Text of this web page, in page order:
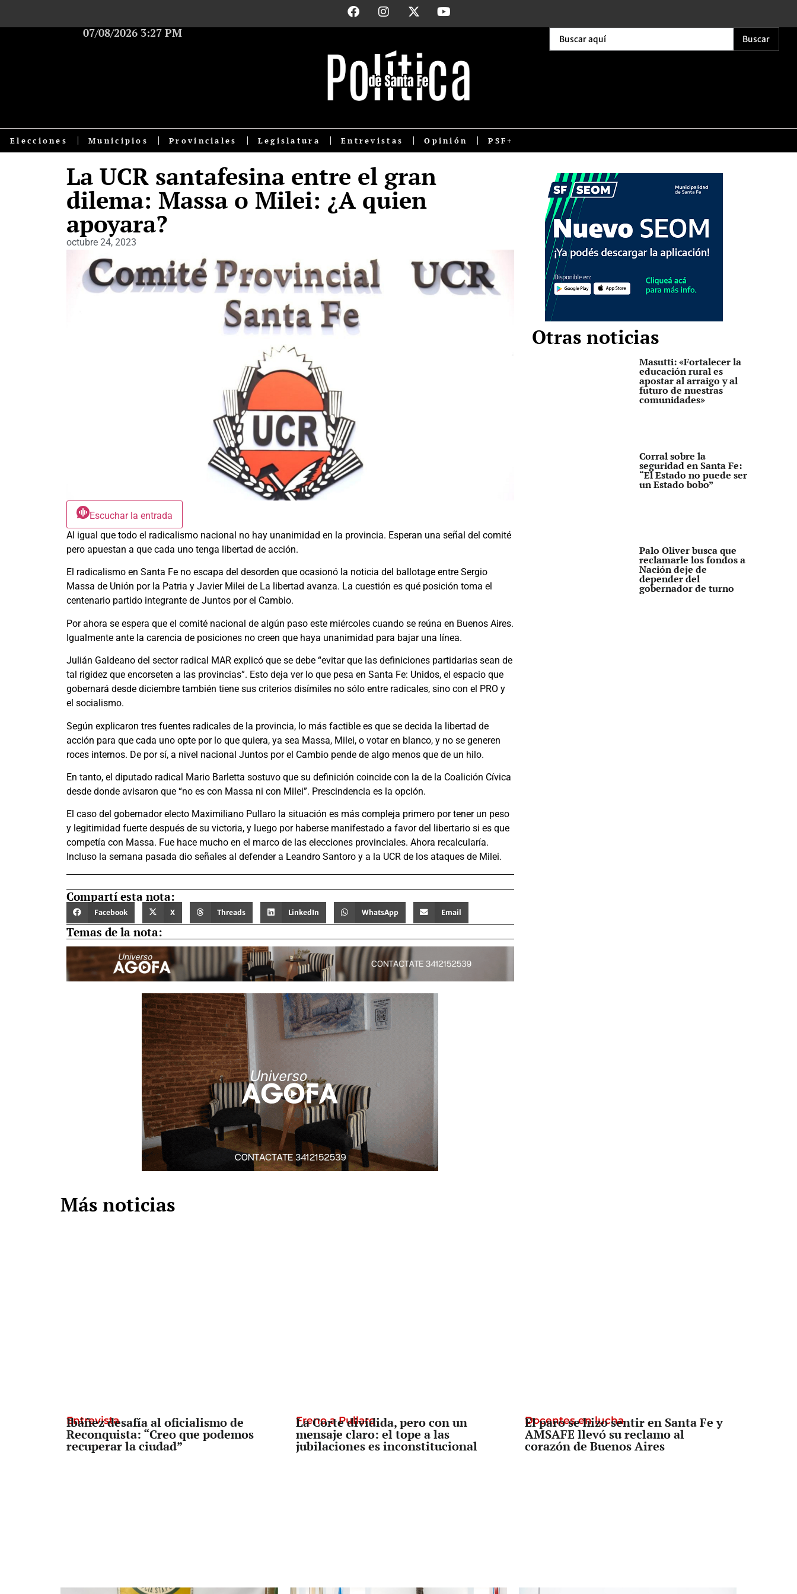
07/08/2026 3:27 PM Buscar
Elecciones Municipios Provinciales Legislatura Entrevistas Opinión PSF+
La UCR santafesina entre el gran
dilema: Massa o Milei: ¿A quien
apoyara?
octubre 24, 2023
Escuchar la entrada
Al igual que todo el radicalismo nacional no hay unanimidad en la provincia. Esperan una señal del comité
pero apuestan a que cada uno tenga libertad de acción.
El radicalismo en Santa Fe no escapa del desorden que ocasionó la noticia del ballotage entre Sergio
Massa de Unión por la Patria y Javier Milei de La libertad avanza. La cuestión es qué posición toma el
centenario partido integrante de Juntos por el Cambio.
Por ahora se espera que el comité nacional de algún paso este miércoles cuando se reúna en Buenos Aires.
Igualmente ante la carencia de posiciones no creen que haya unanimidad para bajar una línea.
Julián Galdeano del sector radical MAR explicó que se debe “evitar que las definiciones partidarias sean de
tal rigidez que encorseten a las provincias”. Esto deja ver lo que pesa en Santa Fe: Unidos, el espacio que
gobernará desde diciembre también tiene sus criterios disímiles no sólo entre radicales, sino con el PRO y
el socialismo.
Según explicaron tres fuentes radicales de la provincia, lo más factible es que se decida la libertad de
acción para que cada uno opte por lo que quiera, ya sea Massa, Milei, o votar en blanco, y no se generen
roces internos. De por sí, a nivel nacional Juntos por el Cambio pende de algo menos que de un hilo.
En tanto, el diputado radical Mario Barletta sostuvo que su definición coincide con la de la Coalición Cívica
desde donde avisaron que “no es con Massa ni con Milei”. Prescindencia es la opción.
El caso del gobernador electo Maximiliano Pullaro la situación es más compleja primero por tener un peso
y legitimidad fuerte después de su victoria, y luego por haberse manifestado a favor del libertario si es que
competía con Massa. Fue hace mucho en el marco de las elecciones provinciales. Ahora recalcularía.
Incluso la semana pasada dio señales al defender a Leandro Santoro y a la UCR de los ataques de Milei.
Compartí esta nota:
Facebook X Threads LinkedIn WhatsApp Email
Temas de la nota:
Otras noticias
Masutti: «Fortalecer la
educación rural es
apostar al arraigo y al
futuro de nuestras
comunidades»
Corral sobre la
seguridad en Santa Fe:
“El Estado no puede ser
un Estado bobo”
Palo Oliver busca que
reclamarle los fondos a
Nación deje de
depender del
gobernador de turno
Más noticias
Entrevista
Ibáñez desafía al oficialismo de
Reconquista: “Creo que podemos
recuperar la ciudad”
Freno a Pullaro
La Corte dividida, pero con un
mensaje claro: el tope a las
jubilaciones es inconstitucional
Docentes en lucha
El paro se hizo sentir en Santa Fe y
AMSAFE llevó su reclamo al
corazón de Buenos Aires